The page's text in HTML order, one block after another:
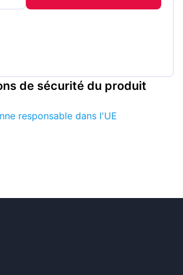
de sécurité du produit
responsable dans l'UE